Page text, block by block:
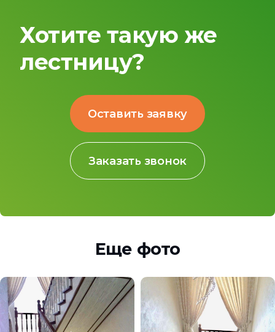
Хотите такую же
лестницу?
Оставить заявку
Заказать звонок
Еще фото